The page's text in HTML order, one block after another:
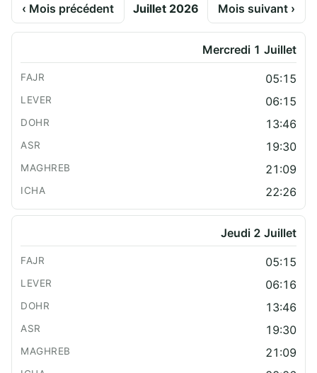
‹ Mois précédent Juillet 2026 Mois suivant ›
Mercredi 1 Juillet
05:15
06:15
13:46
19:30
21:09
22:26
Jeudi 2 Juillet
05:15
06:16
13:46
19:30
21:09